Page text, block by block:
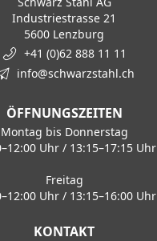
Industriestrasse 21
5600 Lenzburg
+41 (0)62 888 11 11
info@schwarzstahl.ch
ÖFFNUNGSZEITEN
Montag bis Donnerstag
Uhr / 13:15–17:15 Uhr
Freitag
Uhr / 13:15–16:00 Uhr
KONTAKT